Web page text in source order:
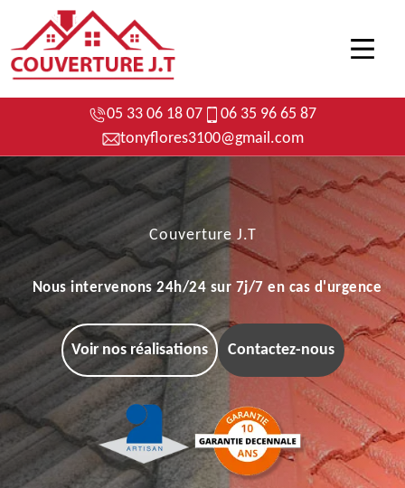
05 33 06 18 07
06 35 96 65 87
tonyflores3100@gmail.com
Couverture J.T
Nous intervenons 24h/24 sur 7j/7 en cas d'urgence
Voir nos réalisations Contactez-nous